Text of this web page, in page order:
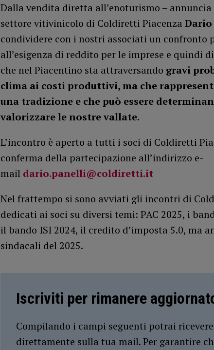
Dalla vendita diretta all’enoturismo –
settore vitivinicolo di Coldiretti Piacenza
condividere con i nostri associati un confronto
all’esigenza di reddito per le imprese e quindi
che nel Piacentino sta attraversando gravi
clima ai costi produttivi, ma che
una tradizione e che può essere
valorizzare le nostre vallate.
L’incontro è aperto a tutti i soci di Coldiretti
conferma della partecipazione all’indirizzo e-
mail dario.panelli@coldiretti.it
Nel frattempo si sono avviati gli incontri di
dedicati ai soci su diversi temi: PAC 2025, i
il bando ISI 2024, il credito d’imposta 5.0, ma
sindacali del 2025.
Iscriviti per rimanere
Compilando i campi seguenti potrai
direttamente sulla tua mail. Per garantire